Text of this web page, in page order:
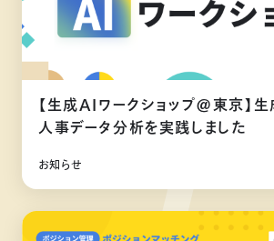
【生成AIワークショップ@東京】
人事データ分析を実践しました
お知らせ